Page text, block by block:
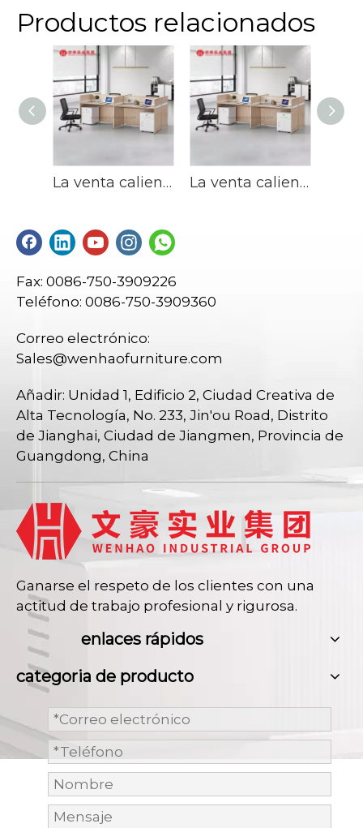
recepción.
Productos relacionados
La venta caliente modificó los escritorios de oficina modulares del espacio abierto del puesto de trabajo de 6 personas del tamaño para requisitos particulares La venta caliente modificó los escritorios de oficina modulares del espacio abierto del puesto de trabajo de 6 personas del tamaño para requisitos particulares
Fax: 0086-750-3909226
Teléfono: 0086-750-3909360
Correo electrónico:
Sales@wenhaofurniture.com
Añadir: Unidad 1, Edificio 2, Ciudad Creativa de
Alta Tecnología, No. 233, Jin'ou Road, Distrito
de Jianghai, Ciudad de Jiangmen, Provincia de
Guangdong, China
Ganarse el respeto de los clientes con una
actitud de trabajo profesional y rigurosa.
enlaces rápidos
categoria de producto